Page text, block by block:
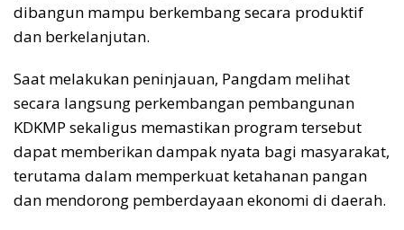
dibangun mampu berkembang secara produktif
dan berkelanjutan.
Saat melakukan peninjauan, Pangdam melihat
secara langsung perkembangan pembangunan
KDKMP sekaligus memastikan program tersebut
dapat memberikan dampak nyata bagi masyarakat,
terutama dalam memperkuat ketahanan pangan
dan mendorong pemberdayaan ekonomi di daerah.